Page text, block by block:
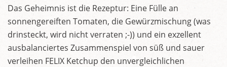
Das Geheimnis ist die Rezeptur: Eine Fülle an
sonnengereiften Tomaten, die Gewürzmischung (was
drinsteckt, wird nicht verraten ;-)) und ein exzellent
ausbalanciertes Zusammenspiel von süß und sauer
verleihen FELIX Ketchup den unvergleichlichen